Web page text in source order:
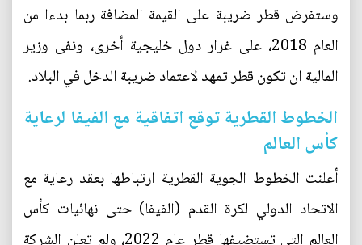
وستفرض قطر ضريبة على القيمة المضافة ربما بدءا من
العام 2018، على غرار دول خليجية أخرى، ونفى وزير
المالية ان تكون قطر تمهد لاعتماد ضريبة الدخل في البلاد.
الخطوط القطرية توقع اتفاقية مع الفيفا لرعاية
كأس العالم
أعلنت الخطوط الجوية القطرية ارتباطها بعقد رعاية مع
الاتحاد الدولي لكرة القدم (الفيفا) حتى نهائيات كأس